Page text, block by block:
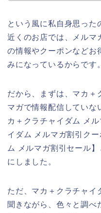
という風に私自身思った
近くのお店では、メルマ
の情報やクーポンなどお
みになっているからです。
だから、まずは、マカ＋
マガで情報配信していな
カ＋クラチャイダム メ
イダム メルマガ割引ク
ム メルマガ割引セール
にしました。
ただ、マカ＋クラチャイ
聞きながら、色々と調べ